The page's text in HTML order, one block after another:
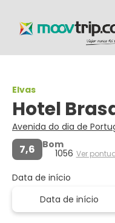
Elvas
Hotel
Avenida do dia de
7,6 Bom
1056 Ver
Data de início